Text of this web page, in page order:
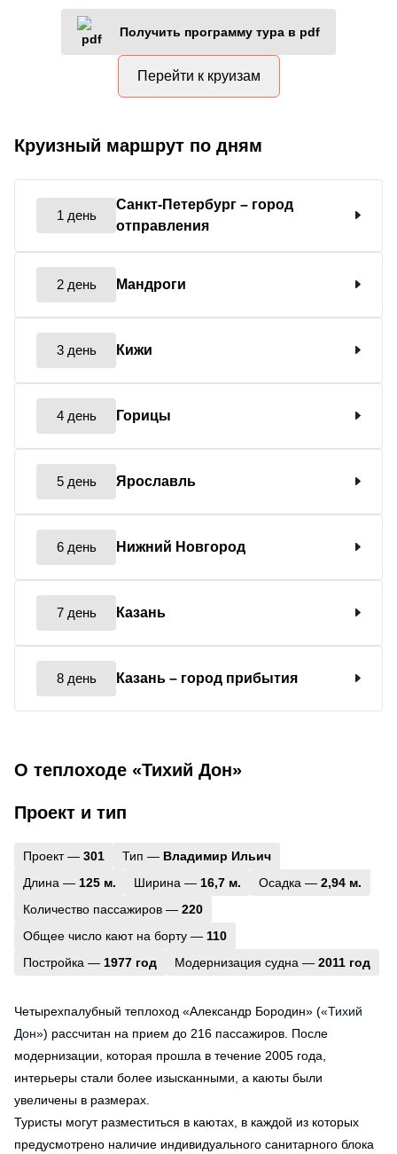
Получить программу тура в pdf
Перейти к круизам
Круизный маршрут по дням
1 день
Санкт-Петербург – город
отправления
2 день Мандроги
3 день Кижи
4 день Горицы
5 день Ярославль
6 день Нижний Новгород
7 день Казань
8 день Казань – город прибытия
О теплоходе «Тихий Дон»
Проект и тип
Проект — 301 Тип — Владимир Ильич
Длина — 125 м. Ширина — 16,7 м. Осадка — 2,94 м.
Количество пассажиров — 220
Общее число кают на борту — 110
Постройка — 1977 год Модернизация судна — 2011 год
Четырехпалубный теплоход «Александр Бородин» («Тихий
Дон») рассчитан на прием до 216 пассажиров. После
модернизации, которая прошла в течение 2005 года,
интерьеры стали более изысканными, а каюты были
увеличены в размерах.
Туристы могут разместиться в каютах, в каждой из которых
предусмотрено наличие индивидуального санитарного блока